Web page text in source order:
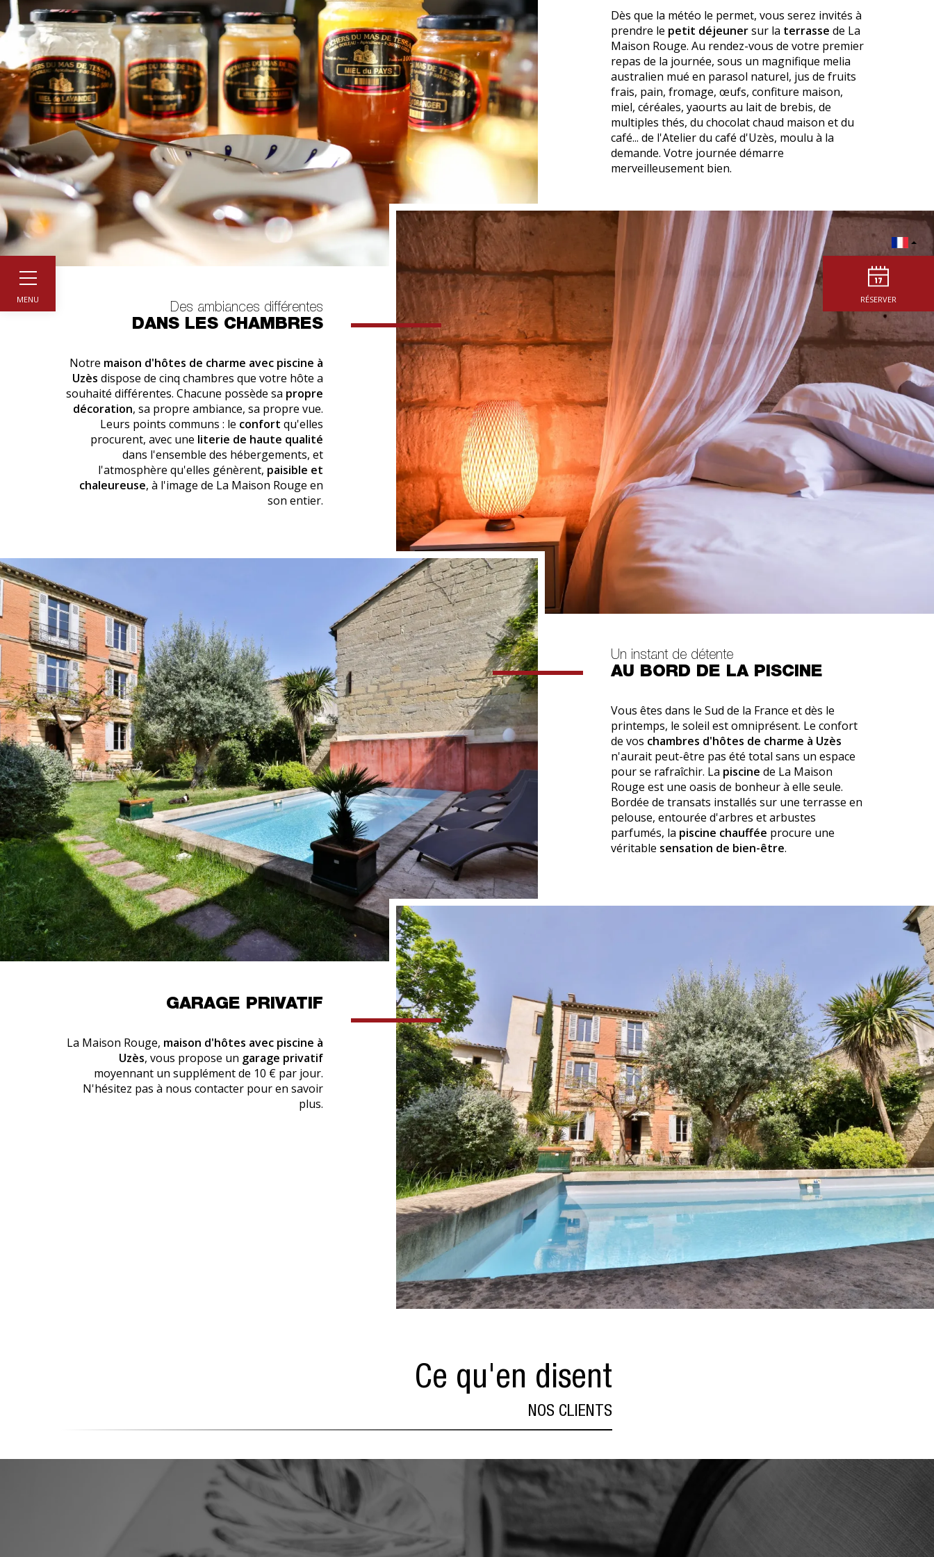
MENU RÉSERVER
Dès que la météo le permet, vous serez invités à
prendre le petit déjeunersur la terrasse de La
Maison Rouge. Au rendez-vous de votre premier
repas de la journée, sous un magnifique melia
australien mué en parasol naturel, jus de fruits
frais, pain, fromage, œufs, confiture maison,
miel, céréales, yaourts au lait de brebis, de
multiples thés, du chocolat chaud maison et du
café... de l'Atelier du café d'Uzès, moulu à la
demande. Votre journée démarre
merveilleusement bien.
Des ambiances différentes
DANS LES CHAMBRES
Notre maison d'hôtes de charme avec piscine à
Uzès dispose de cinq chambres que votre hôte a
souhaité différentes. Chacune possède sa propre
décoration, sa propre ambiance, sa propre vue.
Leurs points communs : le confort qu'elles
procurent, avec une literie de haute qualité
dans l'ensemble des hébergements, et
l'atmosphère qu'elles génèrent, paisible et
chaleureuse, à l'image de La Maison Rouge en
son entier.
Un instant de détente
AU BORD DE LA PISCINE
Vous êtes dans le Sud de la France et dès le
printemps, le soleil est omniprésent. Le confort
de vos chambres d'hôtes de charme à Uzès
n'aurait peut-être pas été total sans un espace
pour se rafraîchir. La piscine de La Maison
Rouge est une oasis de bonheur à elle seule.
Bordée de transats installés sur une terrasse en
pelouse, entourée d'arbres et arbustes
parfumés, la piscine chauffée procure une
véritable sensation de bien-être.
GARAGE PRIVATIF
La Maison Rouge, maison d'hôtes avec piscine à
Uzès, vous propose un garage privatif
moyennant un supplément de 10 € par jour.
N'hésitez pas à nous contacter pour en savoir
plus.
Ce qu'en disent
NOS CLIENTS